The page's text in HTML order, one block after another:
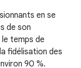
en se
de son
temps de
fidélisation des
90 %.